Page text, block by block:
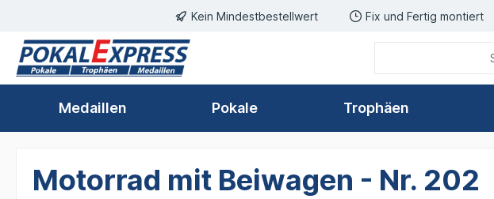
Zur Hauptnavigation springenKein Mindestbestellwert Fix und Fertig montiert
Medaillen Pokale Trophäen
Motorrad mit Beiwagen - Nr. 202